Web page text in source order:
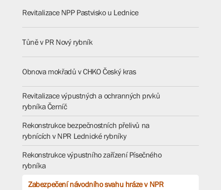
Revitalizace NPP Pastvisko u Lednice
Tůně v PR Nový rybník
Obnova mokřadů v CHKO Český kras
Revitalizace výpustných a ochranných prvků
rybníka Černíč
Rekonstrukce bezpečnostních přelivů na
rybnících v NPR Lednické rybníky
Rekonstrukce výpustního zařízení Písečného
rybníka
Zabezpečení návodního svahu hráze v NPR